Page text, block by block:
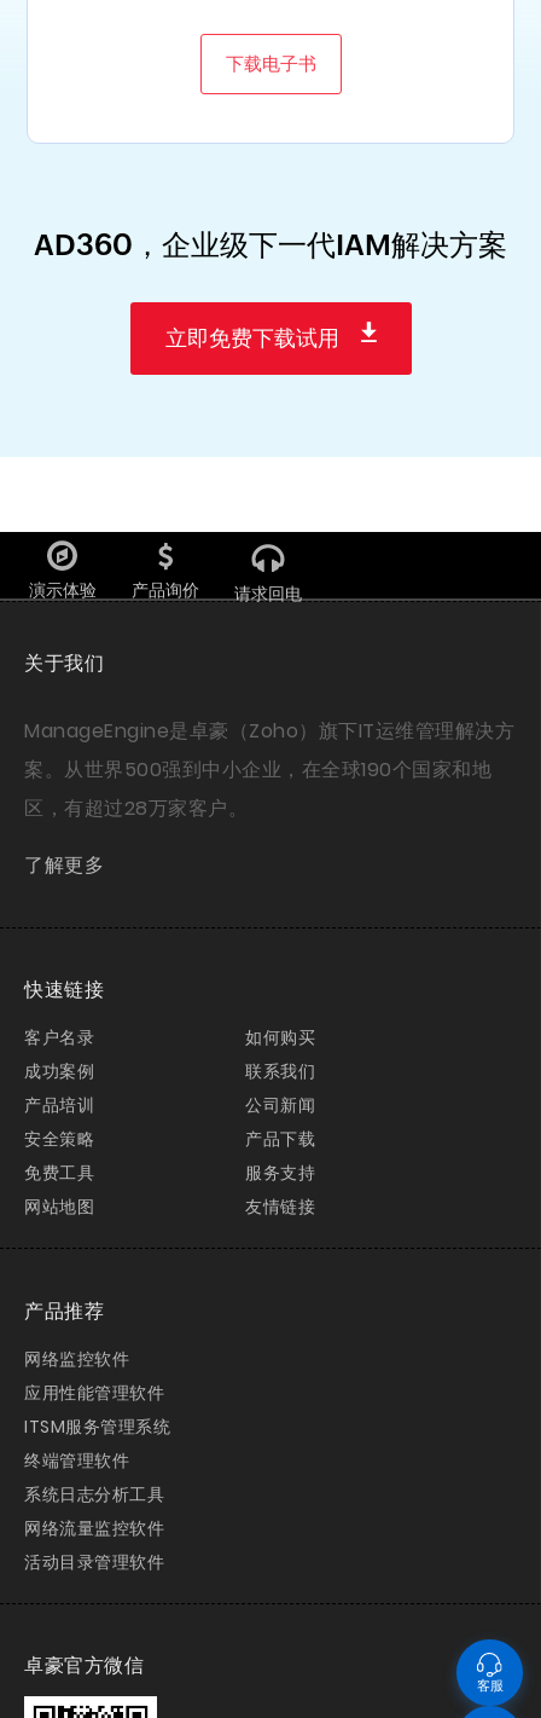
下载电子书
AD360，企业级下一代IAM解决方案
立即免费下载试用
演示体验 产品询价 请求回电
关于我们
ManageEngine是卓豪（Zoho）旗下IT运维管理解决方
案。从世界500强到中小企业，在全球190个国家和地
区，有超过28万家客户。
了解更多
快速链接
客户名录
成功案例
产品培训
安全策略
免费工具
网站地图
如何购买
联系我们
公司新闻
产品下载
服务支持
友情链接
产品推荐
网络监控软件
应用性能管理软件
ITSM服务管理系统
终端管理软件
系统日志分析工具
网络流量监控软件
活动目录管理软件
卓豪官方微信
客服